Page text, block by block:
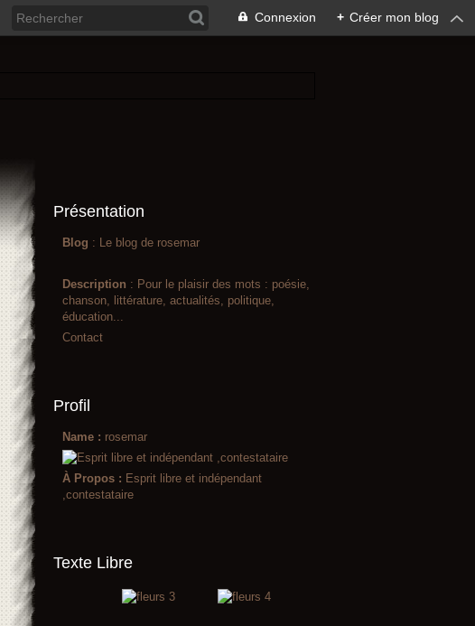
Connexion + Créer mon blog
Présentation
Blog : Le blog de rosemar
Description : Pour le plaisir des mots : poésie,
chanson, littérature, actualités, politique,
éducation...
Contact
Profil
Name : rosemar
À Propos : Esprit libre et indépendant
,contestataire
Texte Libre